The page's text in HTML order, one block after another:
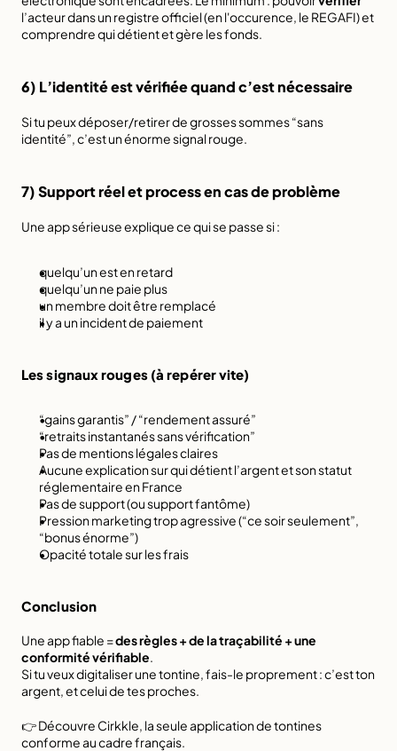
l’acteur dans un registre officiel (en l'occurence, le REGAFI) et
comprendre qui détient et gère les fonds.
6) L’identité est vérifiée quand c’est nécessaire
Si tu peux déposer/retirer de grosses sommes “sans
identité”, c’est un énorme signal rouge.
7) Support réel et process en cas de problème
Une app sérieuse explique ce qui se passe si :
quelqu’un est en retard
quelqu’un ne paie plus
un membre doit être remplacé
il y a un incident de paiement
Les signaux rouges (à repérer vite)
“gains garantis” / “rendement assuré”
“retraits instantanés sans vérification”
Pas de mentions légales claires
Aucune explication sur qui détient l’argent et son statut
réglementaire en France
Pas de support (ou support fantôme)
Pression marketing trop agressive (“ce soir seulement”,
“bonus énorme”)
Opacité totale sur les frais
Conclusion
Une app fiable = des règles + de la traçabilité + une
conformité vérifiable.
Si tu veux digitaliser une tontine, fais-le proprement : c’est ton
argent, et celui de tes proches.
👉​ Découvre Cirkkle, la seule application de tontines
conforme au cadre français.